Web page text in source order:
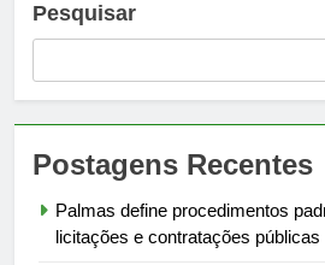
Pesquisar
Postagens Recentes
Palmas define procedimentos
licitações e contratações públicas